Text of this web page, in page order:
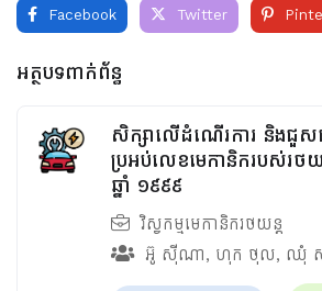
Facebook Twitter
អត្ថបទពាក់ព័ន្ធ
សិក្សាលើដំណើរការ និងជួ
ប្រអប់លេខមេកានិករបស់រថយ
ឆ្នាំ ១៩៩៩
វិស្វកម្មមេកានិករថយន្ត
អ៊ូ ស៊ីណា, ហុក ថុល, ឈុំ